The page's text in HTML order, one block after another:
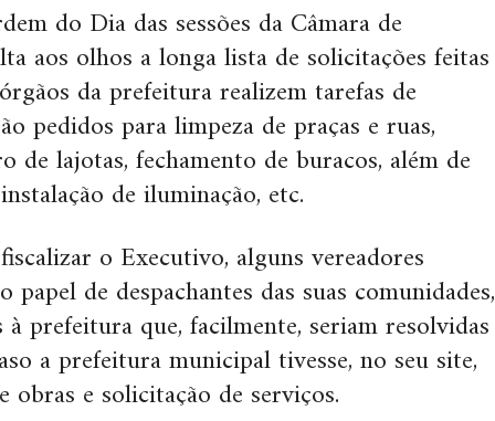
do Dia das sessões da Câmara de
aos olhos a longa lista de solicitações feitas
da prefeitura realizem tarefas de
pedidos para limpeza de praças e ruas,
de lajotas, fechamento de buracos, além de
de iluminação, etc.
o Executivo, alguns vereadores
papel de despachantes das suas comunidades,
prefeitura que, facilmente, seriam resolvidas
a prefeitura municipal tivesse, no seu site,
obras e solicitação de serviços.